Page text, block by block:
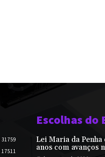
31759
17511
Escolhas do
Lei Maria da Penha
anos com avanços